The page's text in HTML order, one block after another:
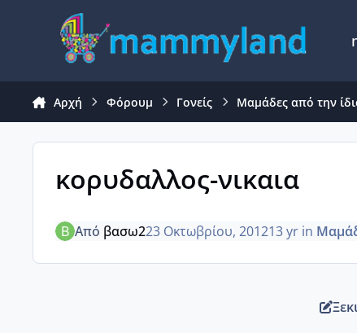
Μετάβαση σε περιεχόμενο
Αρχή Φόρουμ Γονείς Μαμάδες από την
κορυδαλλος-νικαια
Από βασω223 Οκτωβρίου, 201213 yr in